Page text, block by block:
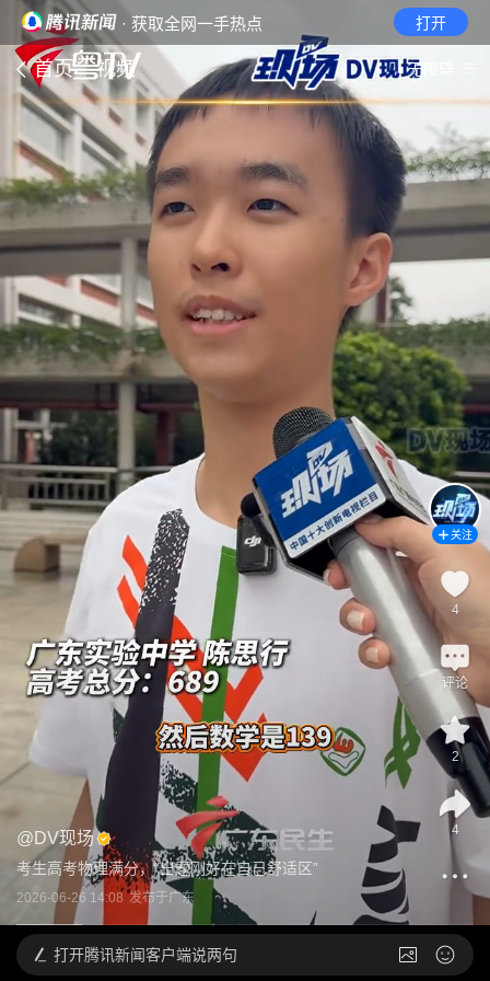
· 获取全网一手热点 打开
首页 视频 无障碍
@ DV现场
考生高考物理满分，“出题刚好在自己舒适区”
2026-06-26 14:08 发布于广东
关注
4
评论
2
4
打开腾讯新闻客户端说两句